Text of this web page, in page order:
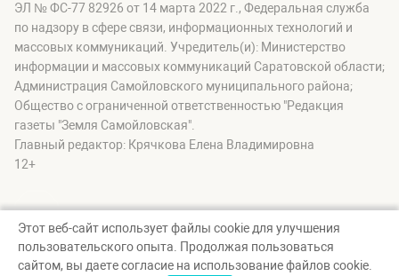
ЭЛ № ФС-77 82926 от 14 марта 2022 г., Федеральная служба
по надзору в сфере связи, информационных технологий и
массовых коммуникаций. Учредитель(и): Министерство
информации и массовых коммуникаций Саратовской области;
Администрация Самойловского муниципального района;
Общество с ограниченной ответственностью "Редакция
газеты "Земля Самойловская".
Главный редактор: Крячкова Елена Владимировна
12+
© Земля Самойловская, 2026
Этот веб-сайт использует файлы cookie для улучшения
пользовательского опыта. Продолжая пользоваться
сайтом, вы даете согласие на использование файлов cookie.